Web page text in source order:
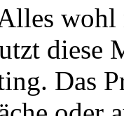
diese
Das